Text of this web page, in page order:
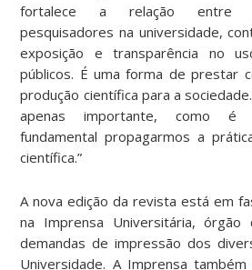
fortalece a relação entre
pesquisadores na universidade,
exposição e transparência no
públicos. É uma forma de prestar
produção científica para a
apenas importante, como é
fundamental propagarmos a
científica.”
A nova edição da revista está em
na Imprensa Universitária, órgão
demandas de impressão dos
Universidade. A Imprensa